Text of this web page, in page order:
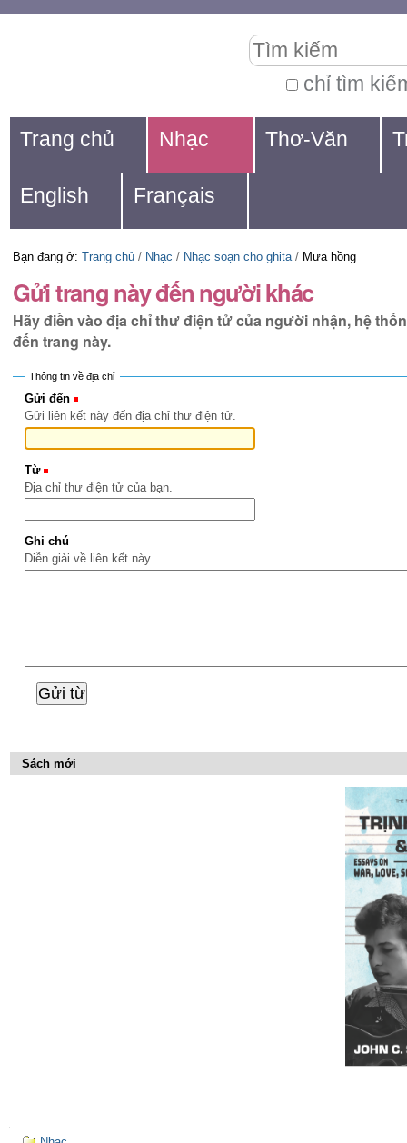
dung.
đến
mục
định
hướng
cá
nhân
chỉ tìm
kiếm
Navigation
Trang chủ Nhạc Thơ-Văn
English Français
Bạn đang ở: Trang chủ / Nhạc / Nhạc soạn cho ghita / Mưa hồng
Gửi trang này đến người khác
Hãy điền vào địa chỉ thư điện tử của người nhận, hệ
đến trang này.
Thông tin về địa chỉ
Gửi đến
Gửi liên kết này đến địa chỉ thư điện tử.
Từ
Địa chỉ thư điện tử của bạn.
Ghi chú
Diễn giải về liên kết này.
Sách mới
Mục